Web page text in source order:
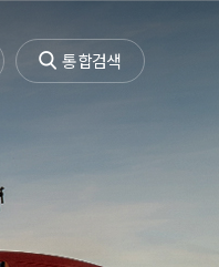
통합검색